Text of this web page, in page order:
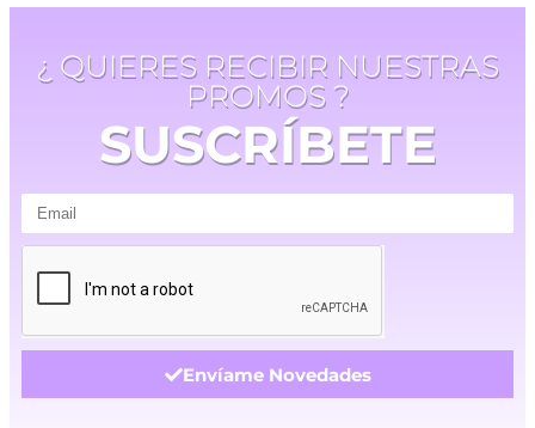
¿ QUIERES RECIBIR NUESTRAS
PROMOS ?
SUSCRÍBETE
Envíame Novedades